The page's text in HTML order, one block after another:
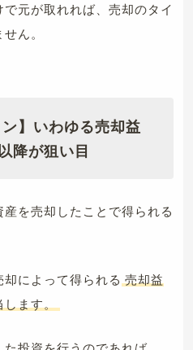
元が取れれば、売却のタイ
ん。
】いわゆる売却益
降が狙い目
を売却したことで得られる
によって得られる 売却益
ます。